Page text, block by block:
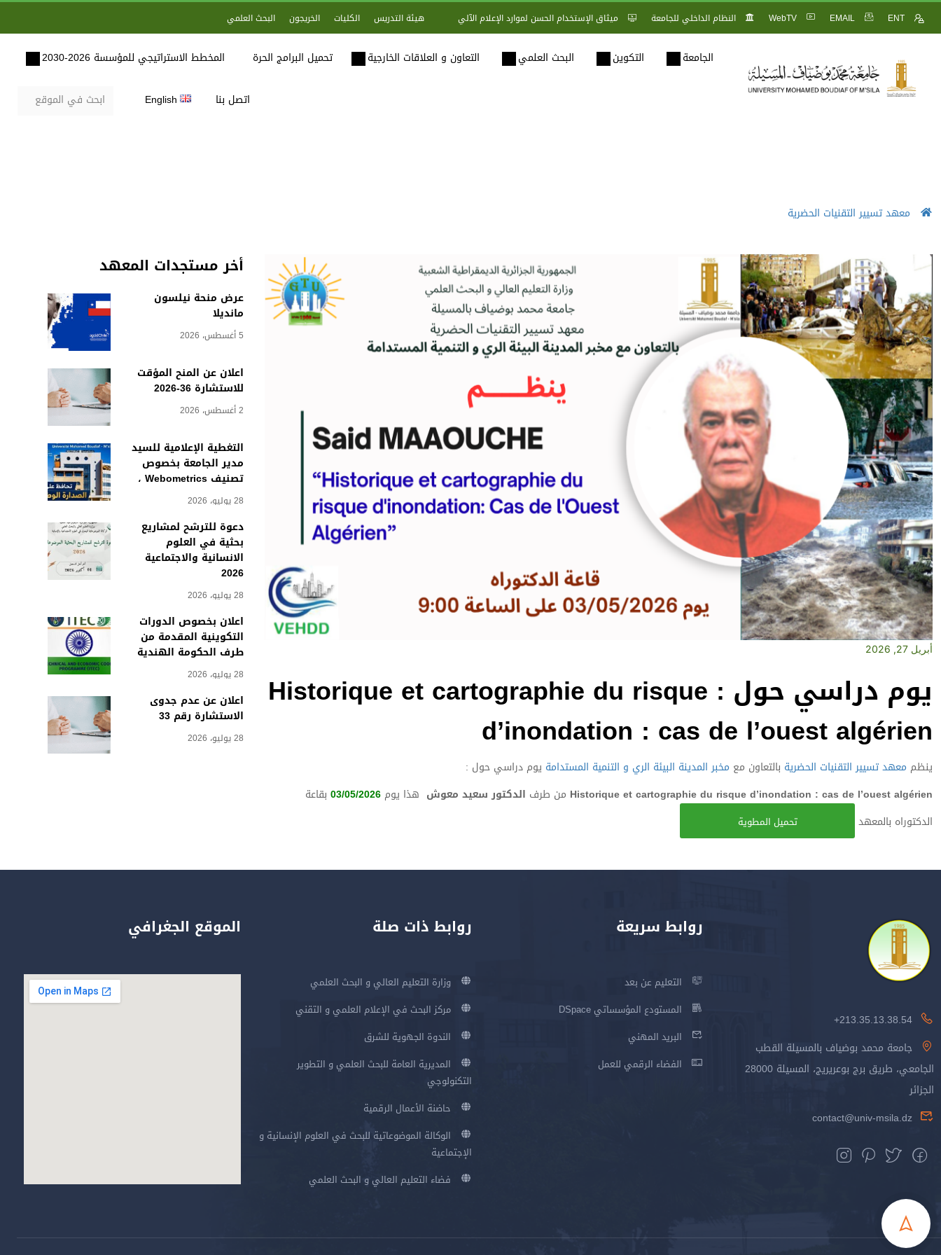
ENT
EMAIL
WebTV النظام الداخلي للجامعة ميثاق الإستخدام الحسن لموارد الإعلام الآلي هيئة التدريس الكليات الخريجون البحث العلمي
الجامعة التكوين البحث العلمي التعاون و العلاقات الخارجية تحميل البرامج الحرة المخطط الاستراتيجي للمؤسسة 2026-2030
اتصل بنا English
معهد تسيير التقنيات الحضرية
أخر مستجدات المعهد
عرض منحة نيلسون
مانديلا
5 أغسطس، 2026
اعلان عن المنح المؤقت
للاستشارة 36-2026
2 أغسطس، 2026
التغطية الإعلامية للسيد
مدير الجامعة بخصوص
تصنيف Webometrics ،
28 يوليو، 2026
دعوة للترشح لمشاريع
بحثية في العلوم
الانسانية والاجتماعية
2026
28 يوليو، 2026
اعلان بخصوص الدورات
التكوينية المقدمة من
طرف الحكومة الهندية
28 يوليو، 2026
اعلان عن عدم جدوى
الاستشارة رقم 33
28 يوليو، 2026
أبريل 27, 2026
يوم دراسي حول : Historique et cartographie du risque
d’inondation : cas de l’ouest algérien
ينظم معهد تسيير التقنيات الحضرية بالتعاون مع مخبر المدينة البيئة الري و التنمية المستدامة يوم دراسي حول :
Historique et cartographie du risque d’inondation : cas de l’ouest algérien من طرف الدكتور سعيد معوش هذا يوم 03/05/2026 بقاعة
الدكتوراه بالمعهد
تحميل المطوية
213.35.13.38.54+
جامعة محمد بوضياف بالمسيلة القطب
الجامعي، طريق برج بوعريريج، المسيلة 28000
الجزائر
contact@univ-msila.dz
روابط سريعة
التعليم عن بعد
المستودع المؤسساتي DSpace
البريد المهني
الفضاء الرقمي للعمل
روابط ذات صلة
وزارة التعليم العالي و البحث العلمي
مركز البحث في الإعلام العلمي و التقني
الندوة الجهوية للشرق
المديرية العامة للبحث العلمي و التطوير
التكنولوجي
حاضنة الأعمال الرقمية
الوكالة الموضوعاتية للبحث في العلوم الإنسانية و
الإجتماعية
فضاء التعليم العالي و البحث العلمي
الموقع الجغرافي